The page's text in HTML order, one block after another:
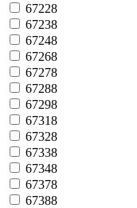
67228
67238
67248
67268
67278
67288
67298
67318
67328
67338
67348
67378
67388